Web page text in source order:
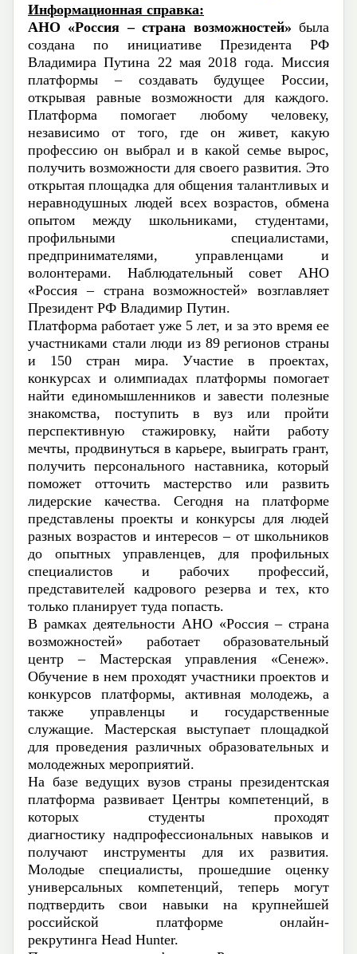
Информационная справка:
АНО «Россия – страна возможностей» была
создана по инициативе Президента РФ
Владимира Путина 22 мая 2018 года. Миссия
платформы – создавать будущее России,
открывая равные возможности для каждого.
Платформа помогает любому человеку,
независимо от того, где он живет, какую
профессию он выбрал и в какой семье вырос,
получить возможности для своего развития. Это
открытая площадка для общения талантливых и
неравнодушных людей всех возрастов, обмена
опытом между школьниками, студентами,
профильными специалистами,
предпринимателями, управленцами и
волонтерами. Наблюдательный совет АНО
«Россия – страна возможностей» возглавляет
Президент РФ Владимир Путин.
Платформа работает уже 5 лет, и за это время ее
участниками стали люди из 89 регионов страны
и 150 стран мира. Участие в проектах,
конкурсах и олимпиадах платформы помогает
найти единомышленников и завести полезные
знакомства, поступить в вуз или пройти
перспективную стажировку, найти работу
мечты, продвинуться в карьере, выиграть грант,
получить персонального наставника, который
поможет отточить мастерство или развить
лидерские качества. Сегодня на платформе
представлены проекты и конкурсы для людей
разных возрастов и интересов – от школьников
до опытных управленцев, для профильных
специалистов и рабочих профессий,
представителей кадрового резерва и тех, кто
только планирует туда попасть.
В рамках деятельности АНО «Россия – страна
возможностей» работает образовательный
центр – Мастерская управления «Сенеж».
Обучение в нем проходят участники проектов и
конкурсов платформы, активная молодежь, а
также управленцы и государственные
служащие. Мастерская выступает площадкой
для проведения различных образовательных и
молодежных мероприятий.
На базе ведущих вузов страны президентская
платформа развивает Центры компетенций, в
которых студенты проходят
диагностику надпрофессиональных навыков и
получают инструменты для их развития.
Молодые специалисты, прошедшие оценку
универсальных компетенций, теперь могут
подтвердить свои навыки на крупнейшей
российской платформе онлайн-
рекрутинга Head Hunter.